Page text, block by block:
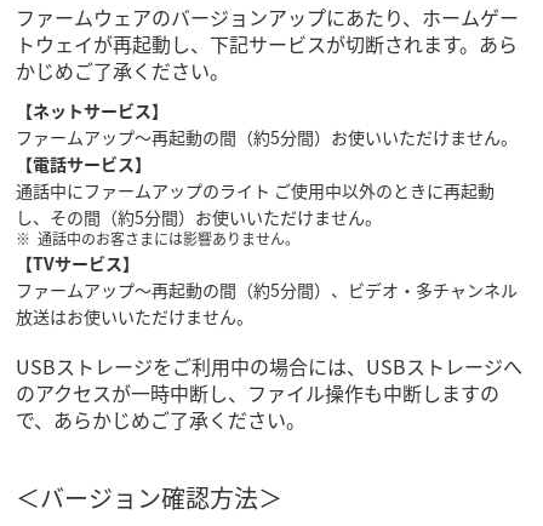
ファームウェアのバージョンアップにあたり、ホームゲー
トウェイが再起動し、下記サービスが切断されます。あら
かじめご了承ください。
【ネットサービス】
ファームアップ～再起動の間（約5分間）お使いいただけません。
【電話サービス】
通話中にファームアップのライト ご使用中以外のときに再起動
し、その間（約5分間）お使いいただけません。
通話中のお客さまには影響ありません。
【TVサービス】
ファームアップ～再起動の間（約5分間）、ビデオ・多チャンネル
放送はお使いいただけません。
USBストレージをご利用中の場合には、USBストレージへ
のアクセスが一時中断し、ファイル操作も中断しますの
で、あらかじめご了承ください。
＜バージョン確認方法＞